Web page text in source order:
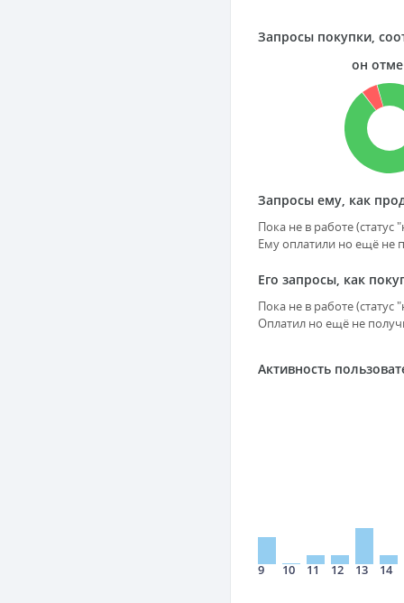
Запросы покупки,
он
Запросы ему, как
Пока не в работе
Ему оплатили но ещё не
Его запросы, как
Пока не в работе
Оплатил но ещё не
Активность
9 10 11 12 13 14